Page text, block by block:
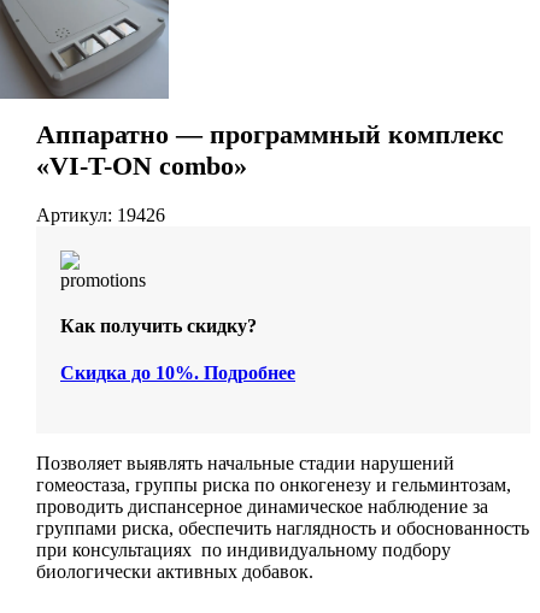
Аппаратно — программный комплекс
«VI-T-ON combo»
Артикул: 19426
Как получить скидку?
Скидка до 10%. Подробнее
Позволяет выявлять начальные стадии нарушений
гомеостаза, группы риска по онкогенезу и гельминтозам,
проводить диспансерное динамическое наблюдение за
группами риска, обеспечить наглядность и обоснованность
при консультациях по индивидуальному подбору
биологически активных добавок.